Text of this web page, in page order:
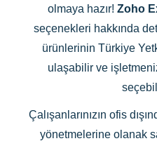
olmaya hazır! Zoho
seçenekleri hakkında
ürünlerinin Türkiye
ulaşabilir ve
Çalışanlarınızın ofis
yönetmelerine olanak